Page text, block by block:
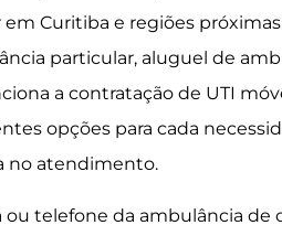
Curitiba e regiões
particular, aluguel de
a contratação de UTI
opções para cada
no atendimento.
telefone da ambulância de